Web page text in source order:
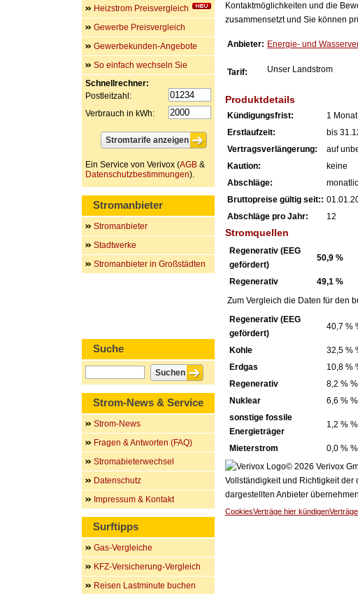
Kontaktmöglichkeiten und die
zusammensetzt und Sie können
Anbieter: Energie- und
Tarif: Unser Landstrom
Produktdetails
Kündigungsfrist:
1 Monat
Erstlaufzeit:
bis
Vertragsverlängerung:
auf
Kaution:
keine
Abschläge:
Bruttopreise gültig seit::
Abschläge pro Jahr:
12
Stromquellen
Regenerativ (EEG
gefördert)
50,9 %
Regenerativ 49,1 %
Zum Vergleich die Daten für den
Regenerativ (EEG
gefördert)
40,7 %
Kohle
32,5 %
Erdgas
10,8 %
Regenerativ
8,2 % %
Nuklear
6,6 % %
sonstige fossile
Energieträger
1,2 % %
Mieterstrom 0,0 % %
© 2026 Verivox
Vollständigkeit und Richtigkeit
dargestellten Anbieter
CookiesVerträge hier kündigen
Heizstrom Preisvergleich
Gewerbe Preisvergleich
Gewerbekunden-Angebote
So einfach wechseln Sie
Schnellrechner:
Postleitzahl:
Verbrauch in kWh:
Ein Service von Verivox (AGB &
Datenschutzbestimmungen).
Stromanbieter
Stromanbieter
Stadtwerke
Stromanbieter in Großstädten
Suche
Strom-News & Service
Strom-News
Fragen & Antworten (FAQ)
Stromabieterwechsel
Datenschutz
Impressum & Kontakt
Surftipps
Gas-Vergleiche
KFZ-Versicherung-Vergleich
Reisen Lastminute buchen